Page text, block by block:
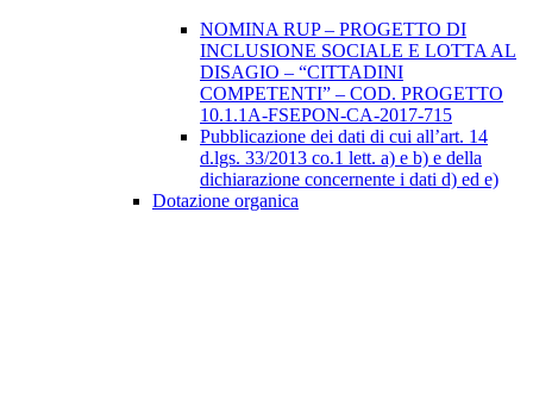
NOMINA RUP – PROGETTO DI
INCLUSIONE SOCIALE E LOTTA AL
DISAGIO – “CITTADINI
COMPETENTI” – COD. PROGETTO
10.1.1A-FSEPON-CA-2017-715
Pubblicazione dei dati di cui all’art. 14
d.lgs. 33/2013 co.1 lett. a) e b) e della
dichiarazione concernente i dati d) ed e)
Dotazione organica